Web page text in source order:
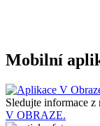
Mobilní
Sledujte informace z
V OBRAZE.